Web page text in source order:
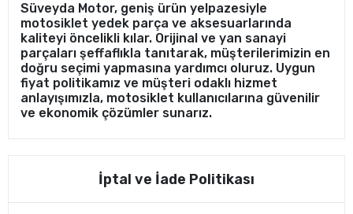
Süveyda Motor, geniş ürün yelpazesiyle
motosiklet yedek parça ve aksesuarlarında
kaliteyi öncelikli kılar. Orijinal ve yan sanayi
parçaları şeffaflıkla tanıtarak, müşterilerimizin en
doğru seçimi yapmasına yardımcı oluruz. Uygun
fiyat politikamız ve müşteri odaklı hizmet
anlayışımızla, motosiklet kullanıcılarına güvenilir
ve ekonomik çözümler sunarız.
İptal ve İade Politikası